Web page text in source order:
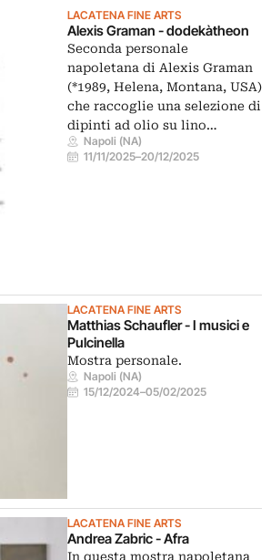
LACATENA FINE ARTS
Alexis Graman - dodekàtheon
Seconda personale
napoletana di Alexis Graman
(*1989, Helena, Montana, USA)
che raccoglie una selezione di
dipinti ad olio su lino…
Napoli (NA)
11/11/2025–20/12/2025
LACATENA FINE ARTS
Matthias Schaufler - I musici e
Pulcinella
Mostra personale.
Napoli (NA)
15/12/2024–05/02/2025
LACATENA FINE ARTS
Andrea Zabric - Afra
In questa mostra napoletana